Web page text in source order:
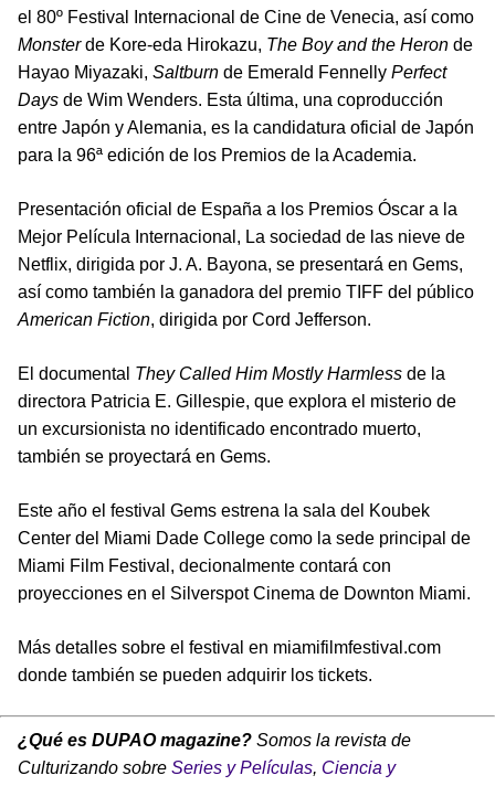
el 80º Festival Internacional de Cine de Venecia, así como
Monsterde Kore-eda Hirokazu, The Boy and the Heron de
Hayao Miyazaki, Saltburn de Emerald Fennelly Perfect
Days de Wim Wenders. Esta última, una coproducción
entre Japón y Alemania, es la candidatura oficial de Japón
para la 96ª edición de los Premios de la Academia.
Presentación oficial de España a los Premios Óscar a la
Mejor Película Internacional, La sociedad de las nieve de
Netflix, dirigida por J. A. Bayona, se presentará en Gems,
así como también la ganadora del premio TIFF del público
American Fiction, dirigida por Cord Jefferson.
El documental They Called Him Mostly Harmless de la
directora Patricia E. Gillespie, que explora el misterio de
un excursionista no identificado encontrado muerto,
también se proyectará en Gems.
Este año el festival Gems estrena la sala del Koubek
Center del Miami Dade College como la sede principal de
Miami Film Festival, decionalmente contará con
proyecciones en el Silverspot Cinema de Downton Miami.
Más detalles sobre el festival en miamifilmfestival.com
donde también se pueden adquirir los tickets.
¿Qué es DUPAO magazine? Somos la revista de
Culturizando sobre Series y Películas, Ciencia y